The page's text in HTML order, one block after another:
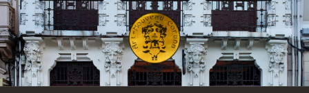
Saltar
al
contenido